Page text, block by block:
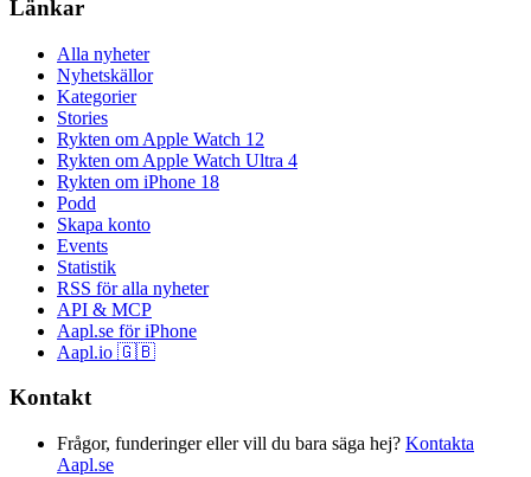
Länkar
Alla nyheter
Nyhetskällor
Kategorier
Stories
Rykten om Apple Watch 12
Rykten om Apple Watch Ultra 4
Rykten om iPhone 18
Podd
Skapa konto
Events
Statistik
RSS för alla nyheter
API & MCP
Aapl.se för iPhone
Aapl.io 🇬🇧
Kontakt
Frågor, funderinger eller vill du bara säga hej? Kontakta
Aapl.se